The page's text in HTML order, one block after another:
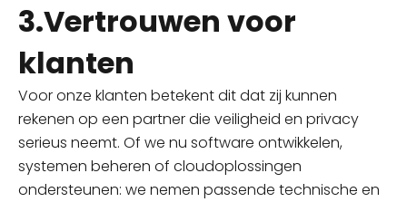
3.Vertrouwen voor
klanten
Voor onze klanten betekent dit dat zij kunnen
rekenen op een partner die veiligheid en privacy
serieus neemt. Of we nu software ontwikkelen,
systemen beheren of cloudoplossingen
ondersteunen: we nemen passende technische en